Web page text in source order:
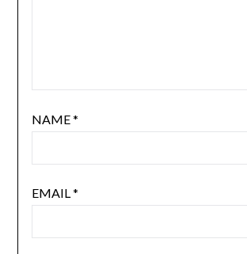
NAME*
EMAIL*